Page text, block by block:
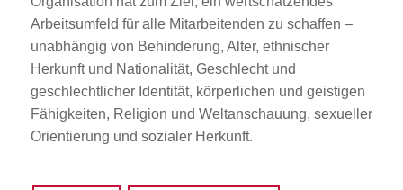
Arbeitsumfeld für alle Mitarbeitenden zu schaffen –
unabhängig von Behinderung, Alter, ethnischer
Herkunft und Nationalität, Geschlecht und
geschlechtlicher Identität, körperlichen und geistigen
Fähigkeiten, Religion und Weltanschauung, sexueller
Orientierung und sozialer Herkunft.